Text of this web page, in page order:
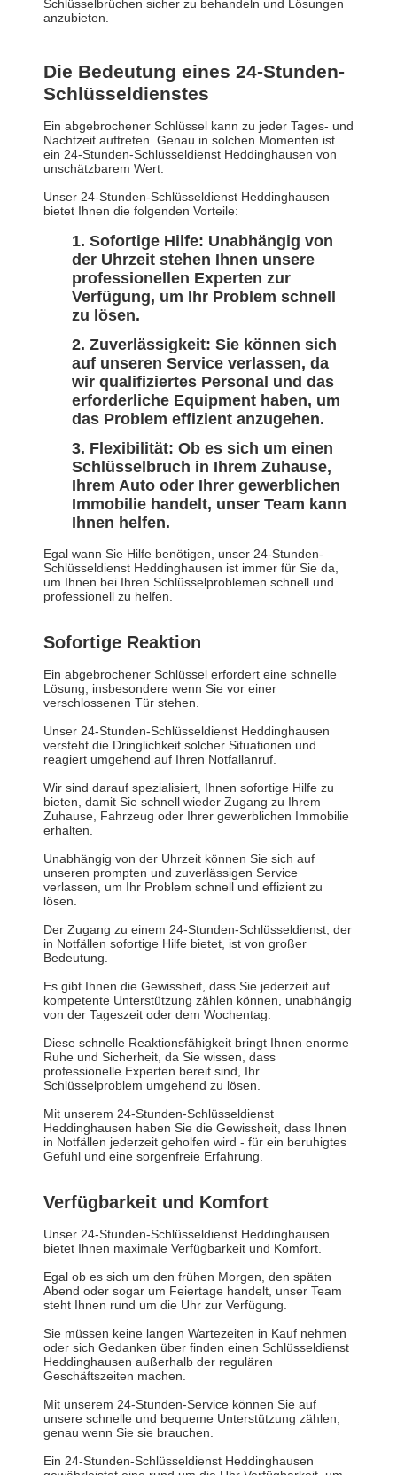
Schlüsselbrüchen sicher zu behandeln und Lösungen
anzubieten.
Die Bedeutung eines 24-Stunden-
Schlüsseldienstes
Ein abgebrochener Schlüssel kann zu jeder Tages- und
Nachtzeit auftreten. Genau in solchen Momenten ist
ein 24-Stunden-Schlüsseldienst Heddinghausen von
unschätzbarem Wert.
Unser 24-Stunden-Schlüsseldienst Heddinghausen
bietet Ihnen die folgenden Vorteile:
Sofortige Hilfe: Unabhängig von
der Uhrzeit stehen Ihnen unsere
professionellen Experten zur
Verfügung, um Ihr Problem schnell
zu lösen.
Zuverlässigkeit: Sie können sich
auf unseren Service verlassen, da
wir qualifiziertes Personal und das
erforderliche Equipment haben, um
das Problem effizient anzugehen.
Flexibilität: Ob es sich um einen
Schlüsselbruch in Ihrem Zuhause,
Ihrem Auto oder Ihrer gewerblichen
Immobilie handelt, unser Team kann
Ihnen helfen.
Egal wann Sie Hilfe benötigen, unser 24-Stunden-
Schlüsseldienst Heddinghausen ist immer für Sie da,
um Ihnen bei Ihren Schlüsselproblemen schnell und
professionell zu helfen.
Sofortige Reaktion
Ein abgebrochener Schlüssel erfordert eine schnelle
Lösung, insbesondere wenn Sie vor einer
verschlossenen Tür stehen.
Unser 24-Stunden-Schlüsseldienst Heddinghausen
versteht die Dringlichkeit solcher Situationen und
reagiert umgehend auf Ihren Notfallanruf.
Wir sind darauf spezialisiert, Ihnen sofortige Hilfe zu
bieten, damit Sie schnell wieder Zugang zu Ihrem
Zuhause, Fahrzeug oder Ihrer gewerblichen Immobilie
erhalten.
Unabhängig von der Uhrzeit können Sie sich auf
unseren prompten und zuverlässigen Service
verlassen, um Ihr Problem schnell und effizient zu
lösen.
Der Zugang zu einem 24-Stunden-Schlüsseldienst, der
in Notfällen sofortige Hilfe bietet, ist von großer
Bedeutung.
Es gibt Ihnen die Gewissheit, dass Sie jederzeit auf
kompetente Unterstützung zählen können, unabhängig
von der Tageszeit oder dem Wochentag.
Diese schnelle Reaktionsfähigkeit bringt Ihnen enorme
Ruhe und Sicherheit, da Sie wissen, dass
professionelle Experten bereit sind, Ihr
Schlüsselproblem umgehend zu lösen.
Mit unserem 24-Stunden-Schlüsseldienst
Heddinghausen haben Sie die Gewissheit, dass Ihnen
in Notfällen jederzeit geholfen wird - für ein beruhigtes
Gefühl und eine sorgenfreie Erfahrung.
Verfügbarkeit und Komfort
Unser 24-Stunden-Schlüsseldienst Heddinghausen
bietet Ihnen maximale Verfügbarkeit und Komfort.
Egal ob es sich um den frühen Morgen, den späten
Abend oder sogar um Feiertage handelt, unser Team
steht Ihnen rund um die Uhr zur Verfügung.
Sie müssen keine langen Wartezeiten in Kauf nehmen
oder sich Gedanken über finden einen Schlüsseldienst
Heddinghausen außerhalb der regulären
Geschäftszeiten machen.
Mit unserem 24-Stunden-Service können Sie auf
unsere schnelle und bequeme Unterstützung zählen,
genau wenn Sie sie brauchen.
Ein 24-Stunden-Schlüsseldienst Heddinghausen